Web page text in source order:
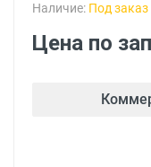
Наличие: Под заказ
Цена по